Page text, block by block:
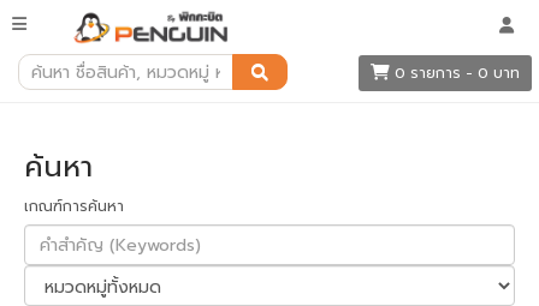
0 รายการ - 0 บาท
ค้นหา
ค้นหา
เกณฑ์การค้นหา